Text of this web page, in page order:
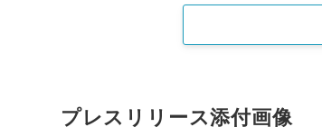
プレスリリース添付画像